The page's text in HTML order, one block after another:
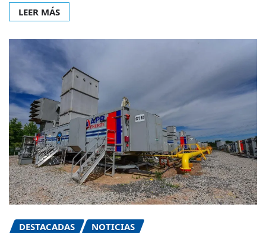
LEER MÁS
DESTACADAS NOTICIAS